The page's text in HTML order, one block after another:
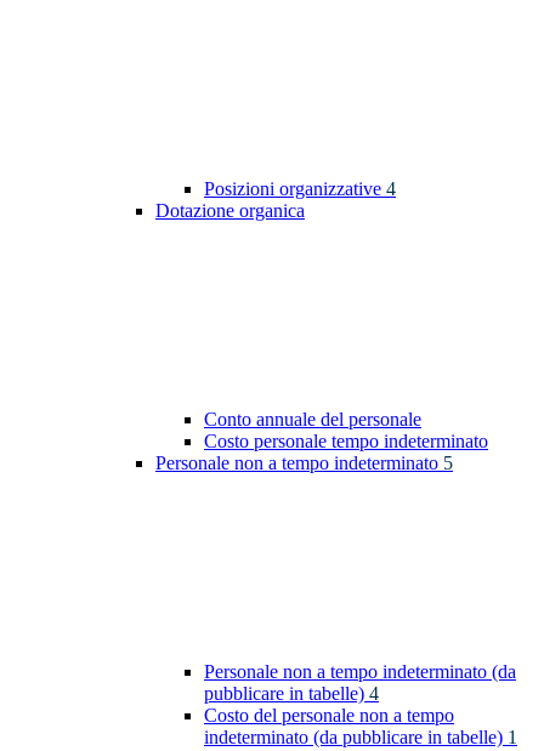
Posizioni organizzative 4
Dotazione organica
Conto annuale del personale
Costo personale tempo indeterminato
Personale non a tempo indeterminato 5
Personale non a tempo indeterminato (da
pubblicare in tabelle) 4
Costo del personale non a tempo
indeterminato (da pubblicare in tabelle) 1